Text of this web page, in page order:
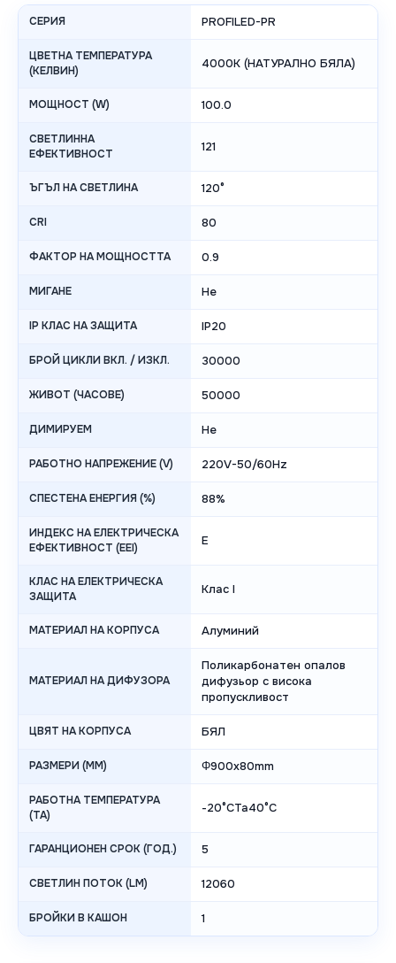
СЕРИЯ PROFILED-PR
ЦВЕТНА ТЕМПЕРАТУРА
(КЕЛВИН)
4000K (НАТУРАЛНО БЯЛА)
МОЩНОСТ (W) 100.0
СВЕТЛИННА
ЕФЕКТИВНОСТ
121
ЪГЪЛ НА СВЕТЛИНА 120°
CRI 80
ФАКТОР НА МОЩНОСТТА 0.9
МИГАНЕ Не
IP КЛАС НА ЗАЩИТА IP20
БРОЙ ЦИКЛИ ВКЛ. / ИЗКЛ. 30000
ЖИВОТ (ЧАСОВЕ) 50000
ДИМИРУЕМ Не
РАБОТНО НАПРЕЖЕНИЕ (V) 220V-50/60Hz
СПЕСТЕНА ЕНЕРГИЯ (%) 88%
ИНДЕКС НА ЕЛЕКТРИЧЕСКА
ЕФЕКТИВНОСТ (EEI)
E
КЛАС НА ЕЛЕКТРИЧЕСКА
ЗАЩИТА
Клас I
МАТЕРИАЛ НА КОРПУСА Алуминий
МАТЕРИАЛ НА ДИФУЗОРА
Поликарбонатен опалов
дифузьор с висока
пропускливост
ЦВЯТ НА КОРПУСА БЯЛ
РАЗМЕРИ (MM) Φ900x80mm
РАБОТНА ТЕМПЕРАТУРА
(TA)
-20°CTa40°C
ГАРАНЦИОНЕН СРОК (ГОД.) 5
СВЕТЛИН ПОТОК (LM) 12060
БРОЙКИ В КАШОН 1